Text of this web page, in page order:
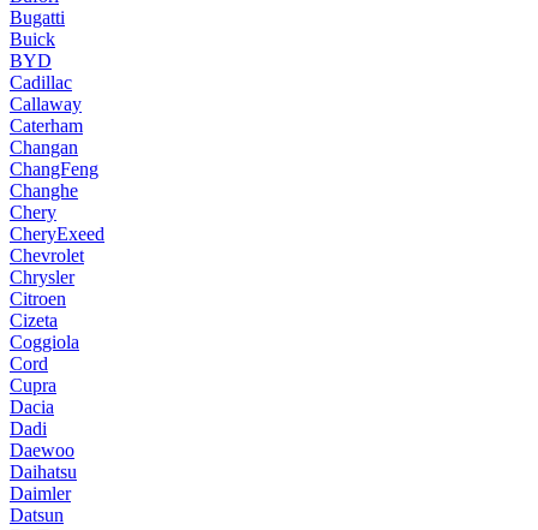
Bugatti
Buick
BYD
Cadillac
Callaway
Caterham
Changan
ChangFeng
Changhe
Chery
CheryExeed
Chevrolet
Chrysler
Citroen
Cizeta
Coggiola
Cord
Cupra
Dacia
Dadi
Daewoo
Daihatsu
Daimler
Datsun